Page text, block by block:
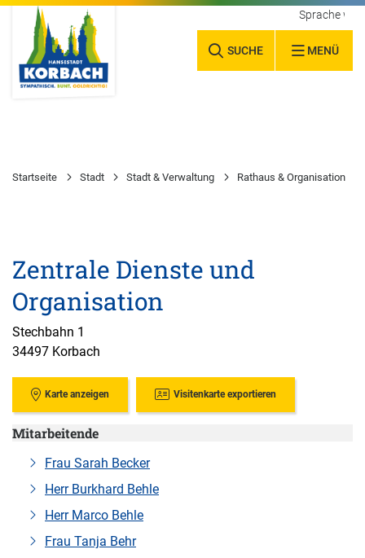
SUCHE MENÜ
Sprache
Startseite Stadt Stadt & Verwaltung Rathaus & Organisation
Zentrale Dienste und
Organisation
Stechbahn 1
34497 Korbach
Karte anzeigen Visitenkarte exportieren
Mitarbeitende
Frau Sarah Becker
Herr Burkhard Behle
Herr Marco Behle
Frau Tanja Behr